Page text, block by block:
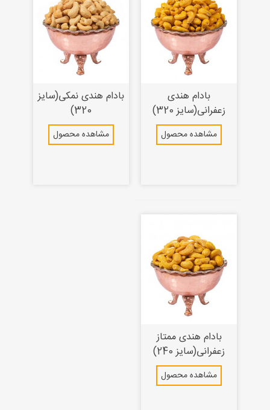
بادام هندی
زعفرانی(سایز 320)
مشاهده محصول
بادام هندی نمکی(سایز
320)
مشاهده محصول
بادام هندی ممتاز
زعفرانی(سایز 240)
مشاهده محصول